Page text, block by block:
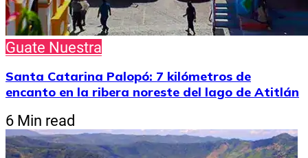
Guate Nuestra
Santa Catarina Palopó: 7 kilómetros de
encanto en la ribera noreste del lago de Atitlán
6 Min read